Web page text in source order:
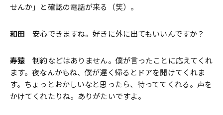
せんか」と確認の電話が来る（笑）。
和田 安心できますね。好きに外に出てもいいんですか？
寿猿 制約などはありません。僕が言ったことに応えてくれ
ます。夜なんかもね、僕が遅く帰るとドアを開けてくれま
す。ちょっとおかしいなと思ったら、待っててくれる。声を
かけてくれたりね。ありがたいですよ。